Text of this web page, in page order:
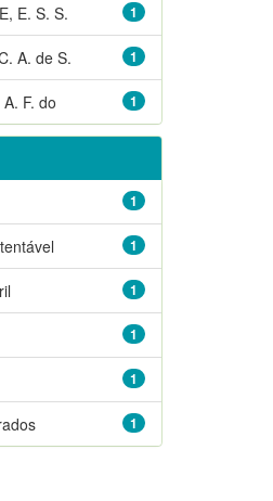
1
E. S. S.
1
A. de S.
1
F. do
1
1
1
1
1
1